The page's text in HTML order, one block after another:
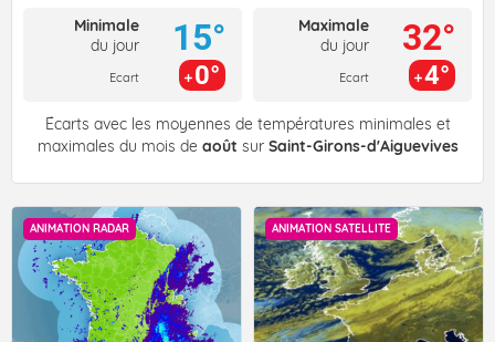
Minimale
du jour
Ecart
15°
0°
Maximale
du jour
Ecart
32°
4°
Écarts avec les moyennes de températures minimales et
maximales du mois de août sur Saint-Girons-d'Aiguevives
ANIMATION RADAR ANIMATION SATELLITE